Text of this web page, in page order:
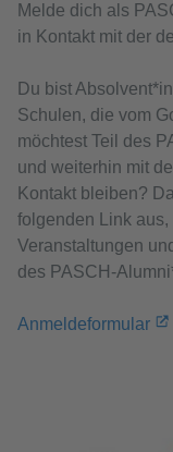
Melde dich als
in Kontakt mit der
Du bist
Schulen, die vom
möchtest Teil des
und weiterhin mit
Kontakt bleiben?
folgenden Link aus,
Veranstaltungen
des PASCH-
Anmeldeformular